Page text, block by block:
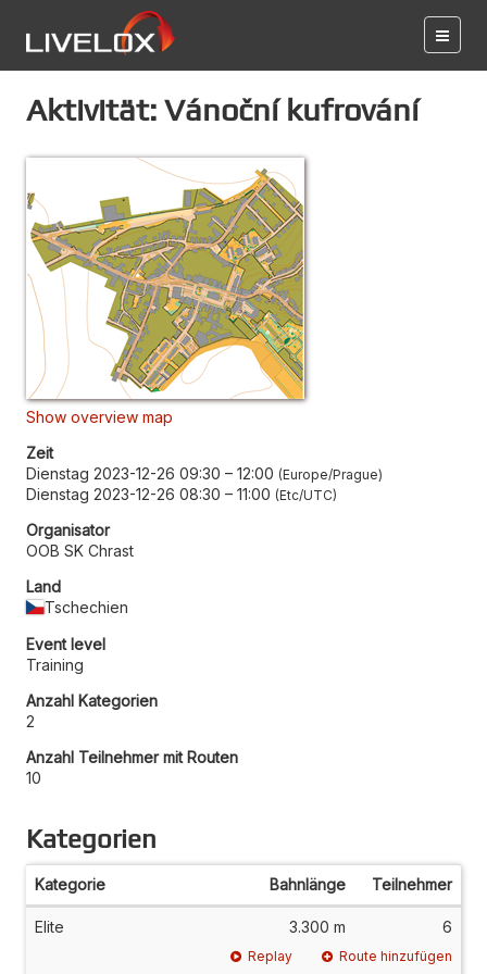
Aktivität: Vánoční kufrování
Show overview map
Zeit
Dienstag 2023-12-26 09:30 – 12:00 Europe/Prague
Dienstag 2023-12-26 08:30 – 11:00 Etc/UTC
Organisator
OOB SK Chrast
Land
Tschechien
Event level
Training
Anzahl Kategorien
2
Anzahl Teilnehmer mit Routen
10
Kategorien
Kategorie Bahnlänge Teilnehmer
Elite 3.300 m 6
Replay Route hinzufügen